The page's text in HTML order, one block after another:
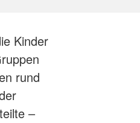
Kinder
rund
–